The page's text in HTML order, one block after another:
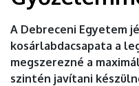
A Debreceni Egyetem
kosárlabdacsapata a
megszerezné a
szintén javítani